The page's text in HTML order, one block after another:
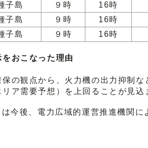
子島 ９時 16時
子島 ９時 16時
子島 ９時 16時
おこなった理由
の観点から、火力機の出力抑制な
ア需要予想）を上回ることが見込
今後、電力広域的運営推進機関に